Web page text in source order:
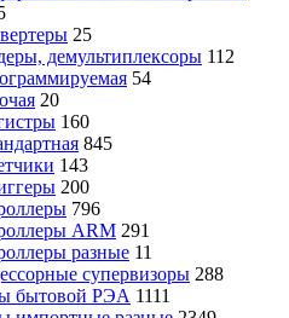
25
демультиплексоры 112
54
20
160
845
143
200
796
ARM 291
разные 11
супервизоры 288
бытовой РЭА 1111